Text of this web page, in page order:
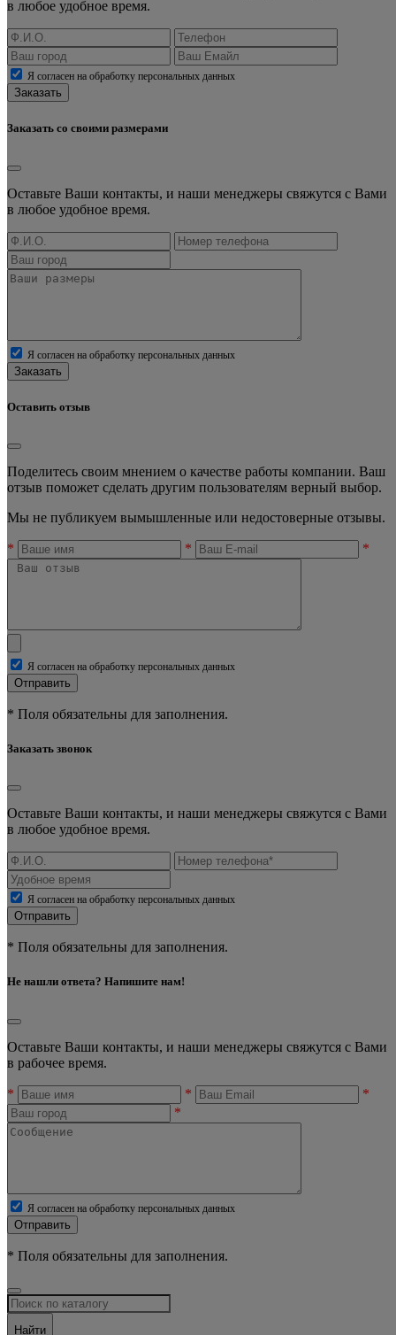
в любое удобное время.
Я согласен на обработку персональных данных
Заказать
Заказать со своими размерами
Оставьте Ваши контакты, и наши менеджеры свяжутся с Вами
в любое удобное время.
Я согласен на обработку персональных данных
Заказать
Оставить отзыв
Поделитесь своим мнением о качестве работы компании. Ваш
отзыв поможет сделать другим пользователям верный выбор.
Мы не публикуем вымышленные или недостоверные отзывы.
* * *
Я согласен на обработку персональных данных
Отправить
* Поля обязательны для заполнения.
Заказать звонок
Оставьте Ваши контакты, и наши менеджеры свяжутся с Вами
в любое удобное время.
Я согласен на обработку персональных данных
Отправить
* Поля обязательны для заполнения.
Не нашли ответа? Напишите нам!
Оставьте Ваши контакты, и наши менеджеры свяжутся с Вами
в рабочее время.
* *
*
*
Я согласен на обработку персональных данных
Отправить
* Поля обязательны для заполнения.